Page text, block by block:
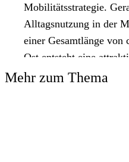
Mobilitätsstrategie.
Alltagsnutzung in der
einer Gesamtlänge von
Ost entsteht eine
motorisierten Verkehr
Mehr zum Thema